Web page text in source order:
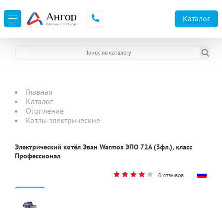
Каталог
Главная
Каталог
Отопление
Котлы электрические
Электрический котёл Эван Warmos ЭПО 72A (3фл.), класс
Профессионал
0 отзывов